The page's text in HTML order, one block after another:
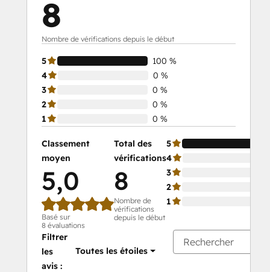
8
Nombre de vérifications depuis le début
5
100 %
4
0 %
3
0 %
2
0 %
1
0 %
Classement
moyen
5,0
Basé sur
8 évaluations
Total des
vérifications
8
Nombre de
vérifications
depuis le début
5
4
3
2
1
Filtrer
les
avis :
Toutes les étoiles